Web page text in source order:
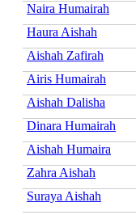
Naira Humairah
Haura Aishah
Aishah Zafirah
Airis Humairah
Aishah Dalisha
Dinara Humairah
Aishah Humaira
Zahra Aishah
Suraya Aishah